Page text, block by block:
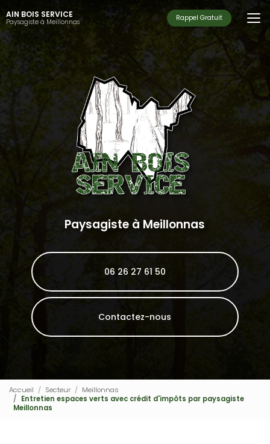
au
contenu
principal
AIN BOIS SERVICE
Paysagiste à Meillonnas Rappel Gratuit
Paysagiste à Meillonnas
06 26 27 61 50
Contactez-nous
Accueil Secteur
Meillonnas
Entretien espaces verts avec crédit d'impôts par paysagiste
Meillonnas